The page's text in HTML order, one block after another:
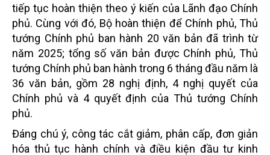
tiếp tục hoàn thiện theo ý kiến của Lãnh đạo Chính
phủ. Cùng với đó, Bộ hoàn thiện để Chính phủ, Thủ
tướng Chính phủ ban hành 20 văn bản đã trình từ
năm 2025; tổng số văn bản được Chính phủ, Thủ
tướng Chính phủ ban hành trong 6 tháng đầu năm là
36 văn bản, gồm 28 nghị định, 4 nghị quyết của
Chính phủ và 4 quyết định của Thủ tướng Chính
phủ.
Đáng chú ý, công tác cắt giảm, phân cấp, đơn giản
hóa thủ tục hành chính và điều kiện đầu tư kinh